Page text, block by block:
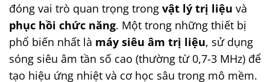
đóng vai trò quan trọng trong vật lý trị liệu và
phục hồi chức năng. Một trong những thiết bị
phổ biến nhất là máy siêu âm trị liệu, sử dụng
sóng siêu âm tần số cao (thường từ 0,7-3 MHz) để
tạo hiệu ứng nhiệt và cơ học sâu trong mô mềm.